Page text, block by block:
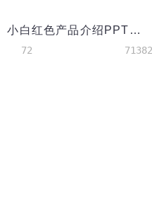
小白红色产品介绍PPT模板
72 71382